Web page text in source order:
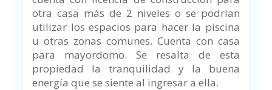
otra casa más de 2 niveles o se podrían
utilizar los espacios para hacer la piscina
u otras zonas comunes. Cuenta con casa
para mayordomo. Se resalta de esta
propiedad la tranquilidad y la buena
energía que se siente al ingresar a ella.